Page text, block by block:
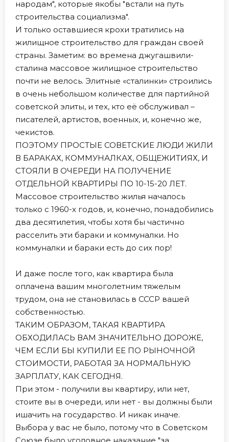
народам", которые якобы "встали на путь
строительства социализма".
И только оставшиеся крохи тратились на
жилищное строительство для граждан своей
страны. Заметим: во времена джугашвили-
сталина массовое жилищное строительство
почти не велось. Элитные «сталинки» строились
в очень небольшом количестве для партийной
советской элиты, и тех, кто её обслуживал –
писателей, артистов, военных, и, конечно же,
чекистов.
ПОЭТОМУ ПРОСТЫЕ СОВЕТСКИЕ ЛЮДИ ЖИЛИ
В БАРАКАХ, КОММУНАЛКАХ, ОБЩЕЖИТИЯХ, И
СТОЯЛИ В ОЧЕРЕДИ НА ПОЛУЧЕНИЕ
ОТДЕЛЬНОЙ КВАРТИРЫ ПО 10-15-20 ЛЕТ.
Массовое строительство жилья началось
только с 1960-х годов, и, конечно, понадобились
два десятилетия, чтобы хотя бы частично
расселить эти бараки и коммуналки. Но
коммуналки и бараки есть до сих пор!
И даже после того, как квартира была
оплачена вашим многолетним тяжелым
трудом, она не становилась в СССР вашей
собственностью.
ТАКИМ ОБРАЗОМ, ТАКАЯ КВАРТИРА
ОБХОДИЛАСЬ ВАМ ЗНАЧИТЕЛЬНО ДОРОЖЕ,
ЧЕМ ЕСЛИ БЫ КУПИЛИ ЕЕ ПО РЫНОЧНОЙ
СТОИМОСТИ, РАБОТАЯ ЗА НОРМАЛЬНУЮ
ЗАРПЛАТУ, КАК СЕГОДНЯ.
При этом - получили вы квартиру, или нет,
стоите вы в очереди, или нет - вы должны были
ишачить на государство. И никак иначе.
Выбора у вас не было, потому что в Советском